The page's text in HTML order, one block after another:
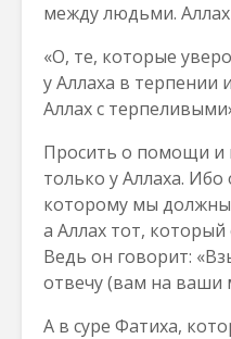
между людьми. Аллах
«О, те, которые
у Аллаха в терпении
Аллах с
Просить о помощи и
только у Аллаха.
которому мы
а Аллах тот,
Ведь он говорит:
отвечу (вам на ваши
А в суре Фатиха,